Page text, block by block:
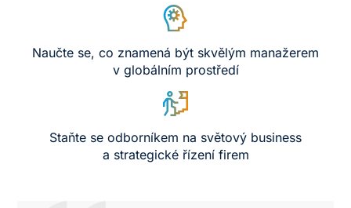
Naučte se, co znamená být skvělým manažerem
v globálním prostředí
Staňte se odborníkem na světový business
a strategické řízení firem